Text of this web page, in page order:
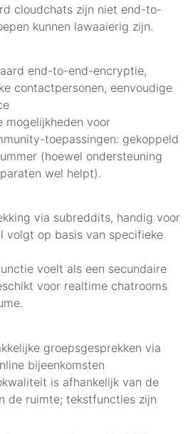
cloudchats zijn niet end-to-
kunnen lawaaierig zijn.
end-to-end-encryptie,
contactpersonen, eenvoudige
mogelijkheden voor
toepassingen: gekoppeld
(hoewel ondersteuning
wel helpt).
via subreddits, handig voor
volgt op basis van specifieke
voelt als een secundaire
voor realtime chatrooms
groepsgesprekken via
bijeenkomsten
is afhankelijk van de
de ruimte; tekstfuncties zijn